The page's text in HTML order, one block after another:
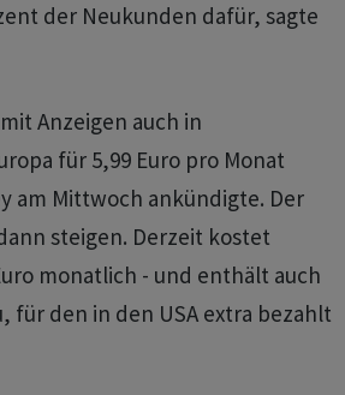
der Neukunden dafür, sagte
Anzeigen auch in
für 5,99 Euro pro Monat
am Mittwoch ankündigte. Der
steigen. Derzeit kostet
monatlich - und enthält auch
für den in den USA extra bezahlt